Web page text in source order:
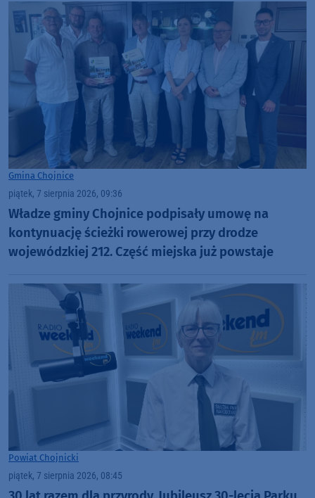
Gmina Chojnice
piątek, 7 sierpnia 2026, 09:36
Władze gminy Chojnice podpisały umowę na
kontynuację ścieżki rowerowej przy drodze
wojewódzkiej 212. Część miejska już powstaje
Powiat Chojnicki
piątek, 7 sierpnia 2026, 08:45